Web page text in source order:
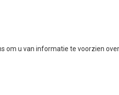
om u van informatie te voorzien